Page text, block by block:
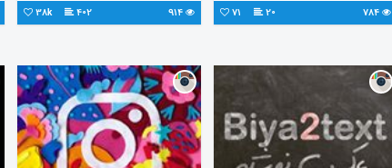
784
20
71
914
402
38k